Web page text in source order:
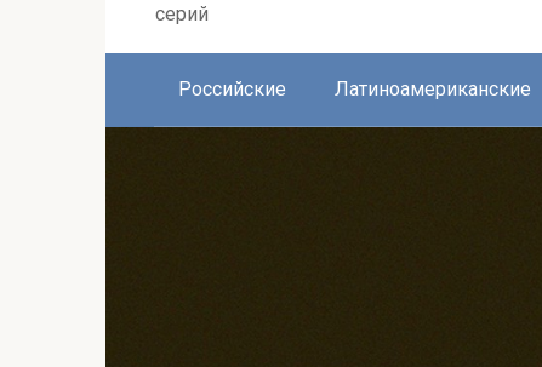
серий
Российские Латиноамериканские